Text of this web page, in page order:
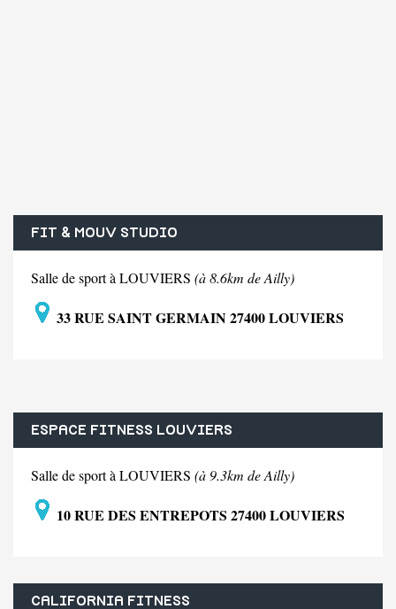
FIT & MOUV STUDIO
Salle de sport à LOUVIERS (à 8.6km de Ailly)
33 RUE SAINT GERMAIN 27400 LOUVIERS
ESPACE FITNESS LOUVIERS
Salle de sport à LOUVIERS (à 9.3km de Ailly)
10 RUE DES ENTREPOTS 27400 LOUVIERS
CALIFORNIA FITNESS